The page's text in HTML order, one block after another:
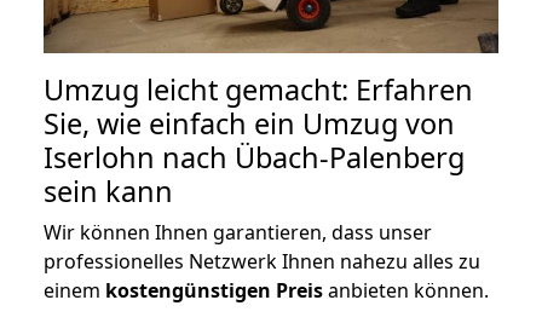
Umzug leicht gemacht: Erfahren
Sie, wie einfach ein Umzug von
Iserlohn nach Übach-Palenberg
sein kann
Wir können Ihnen garantieren, dass unser
professionelles Netzwerk Ihnen nahezu alles zu
einem kostengünstigen Preisanbieten können.